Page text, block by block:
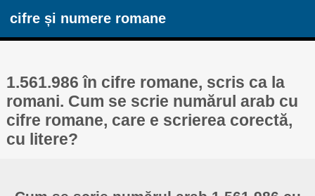
cifre și numere romane
1.561.986 în cifre romane, scris ca la
romani. Cum se scrie numărul arab cu
cifre romane, care e scrierea corectă,
cu litere?